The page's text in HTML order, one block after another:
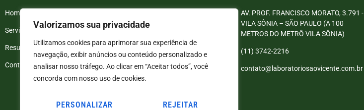
Valorizamos sua privacidade
Utilizamos cookies para aprimorar sua experiência de
navegação, exibir anúncios ou conteúdo personalizado e
analisar nosso tráfego. Ao clicar em “Aceitar todos”, você
concorda com nosso uso de cookies.
PERSONALIZAR REJEITAR
Home
Serviços
Resultados de exames
Contato
Blog
Politica de Privacidade
Termos e Condições
AV. PROF. FRANCISCO MORATO, 3.791 -
VILA SÔNIA – SÃO PAULO (A 100
METROS DO METRÔ VILA SÔNIA)
(11) 3742-2216
contato@laboratoriosaovicente.com.br